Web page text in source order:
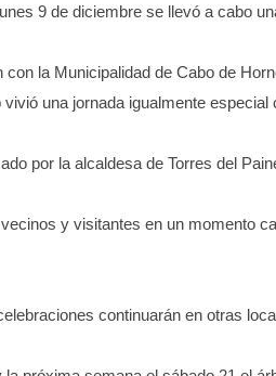
9 de diciembre se llevó a cabo
la Municipalidad de Cabo de
una jornada igualmente especial
por la alcaldesa de Torres del
y visitantes en un momento
continuarán en otras